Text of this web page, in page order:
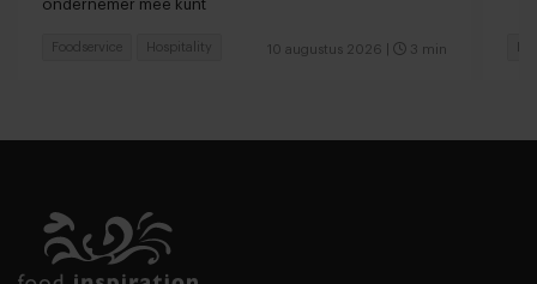
ondernemer mee kunt
10 augustus 2026 3 min
Foodservice Hospitality